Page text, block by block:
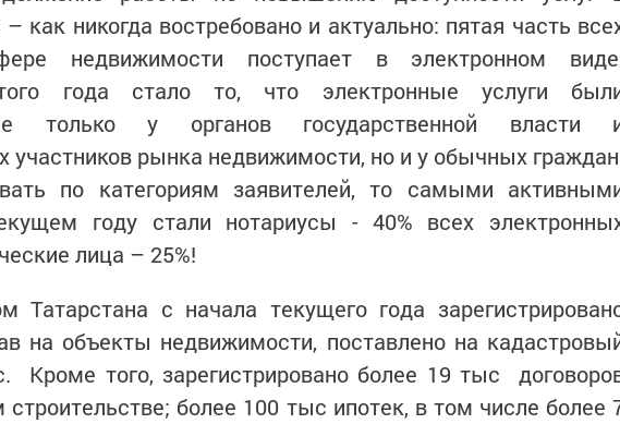
как никогда востребовано и актуально: пятая часть
недвижимости поступает в электронном
года стало то, что электронные услуги
только у органов государственной власти
участников рынка недвижимости, но и у обычных
по категориям заявителей, то самыми
году стали нотариусы - 40% всех
лица – 25%!
Татарстана с начала текущего года
на объекты недвижимости, поставлено на
Кроме того, зарегистрировано более 19 тыс
строительстве; более 100 тыс ипотек, в том числе более